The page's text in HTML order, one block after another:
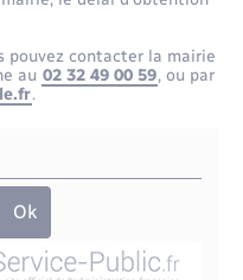
de l’espace
pouvez contacter la mairie
au 02 32 49 00 59, ou par
.